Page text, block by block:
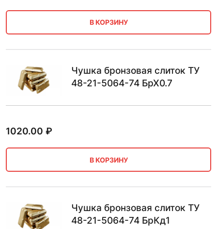
В КОРЗИНУ
Чушка бронзовая слиток ТУ
48-21-5064-74 БрХ0.7
1020.00 ₽
В КОРЗИНУ
Чушка бронзовая слиток ТУ
48-21-5064-74 БрКд1